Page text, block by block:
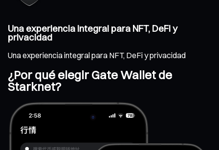
Una experiencia integral para NFT, DeFi y
privacidad
Una experiencia integral para NFT, DeFi y privacidad
¿Por qué elegir Gate Wallet de
Starknet?